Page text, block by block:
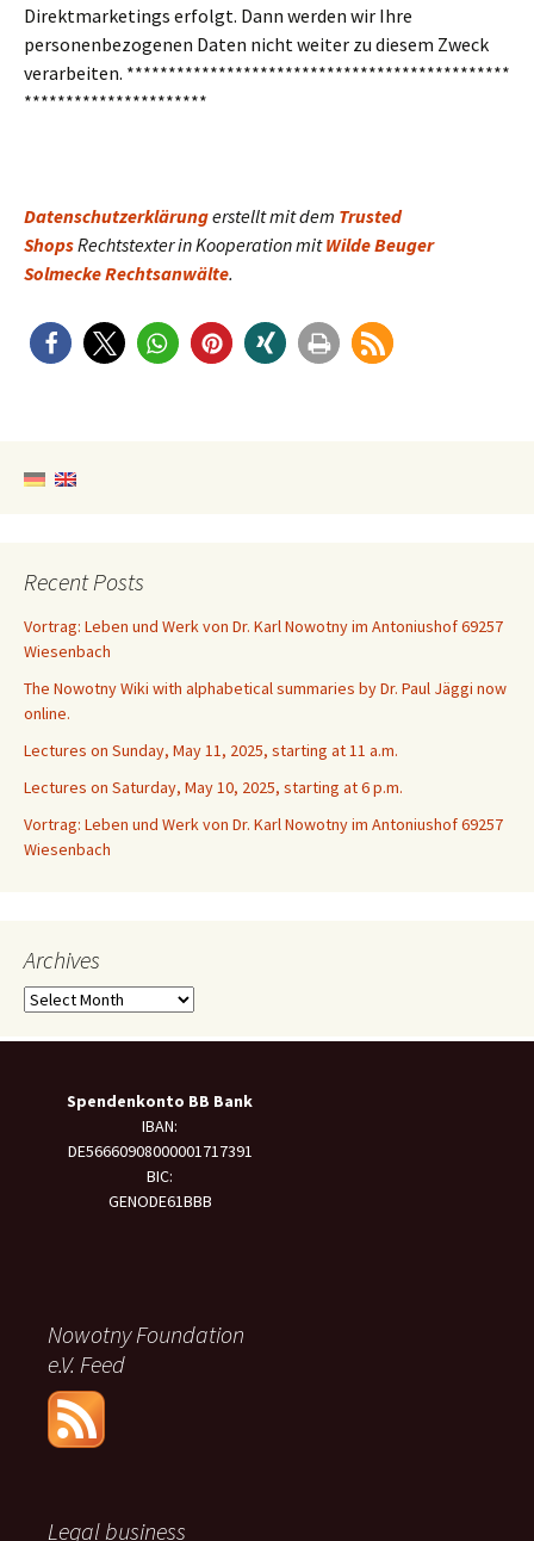
Direktmarketings erfolgt. Dann werden wir Ihre
personenbezogenen Daten nicht weiter zu diesem Zweck
verarbeiten. **********************************************
**********************
Datenschutzerklärungerstellt mit dem Trusted
ShopsRechtstexter in Kooperation mitWilde Beuger
Solmecke Rechtsanwälte.
Recent Posts
Vortrag: Leben und Werk von Dr. Karl Nowotny im Antoniushof 69257
Wiesenbach
The Nowotny Wiki with alphabetical summaries by Dr. Paul Jäggi now
online.
Lectures on Sunday, May 11, 2025, starting at 11 a.m.
Lectures on Saturday, May 10, 2025, starting at 6 p.m.
Vortrag: Leben und Werk von Dr. Karl Nowotny im Antoniushof 69257
Wiesenbach
Archives
Archives
Spendenkonto BB Bank
IBAN:
DE56660908000001717391
BIC:
GENODE61BBB
Nowotny Foundation
e.V. Feed
Legal business